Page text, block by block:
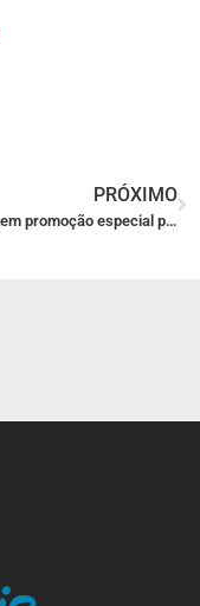
PRÓXIMO
AquaRio tem promoção especial para mães do RJ: ingresso com desconto até 11 de maio de 2025